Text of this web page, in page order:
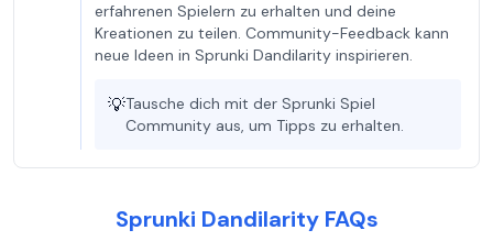
erfahrenen Spielern zu erhalten und deine
Kreationen zu teilen. Community-Feedback kann
neue Ideen in Sprunki Dandilarity inspirieren.
💡Tausche dich mit der Sprunki Spiel
Community aus, um Tipps zu erhalten.
Sprunki Dandilarity FAQs